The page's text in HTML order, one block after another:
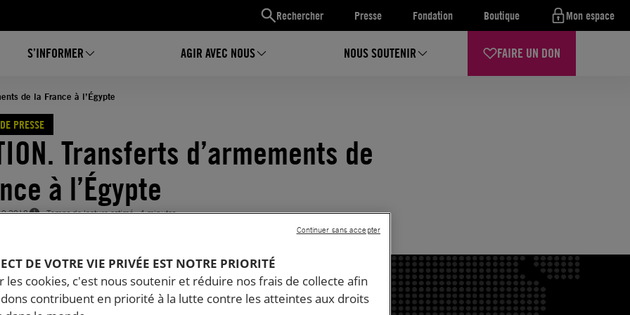
Rechercher Presse Fondation Boutique Mon espace
S’INFORMER AGIR AVEC NOUS NOUS SOUTENIR FAIRE UN DON
de la France à l’Égypte
PRESSE
Transferts d’armements de
à l’Égypte
Temps de lecture estimé : 4 minutes
DE VOTRE VIE PRIVÉE EST NOTRE PRIORITÉ
les cookies, c'est nous soutenir et réduire nos frais de collecte afin
contribuent en priorité à la lutte contre les atteintes aux droits
Continuer sans accepter